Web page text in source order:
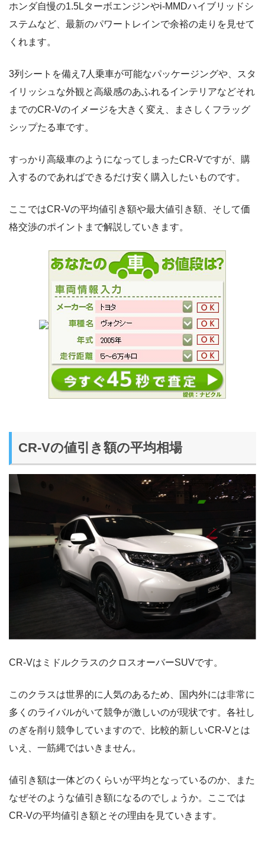
ホンダ自慢の1.5Lターボエンジンやi-MMDハイブリッドシ
ステムなど、最新のパワートレインで余裕の走りを見せて
くれます。
3列シートを備え7人乗車が可能なパッケージングや、スタ
イリッシュな外観と高級感のあふれるインテリアなどそれ
までのCR-Vのイメージを大きく変え、まさしくフラッグ
シップたる車です。
すっかり高級車のようになってしまったCR-Vですが、購
入するのであればできるだけ安く購入したいものです。
ここではCR-Vの平均値引き額や最大値引き額、そして価
格交渉のポイントまで解説していきます。
CR-Vの値引き額の平均相場
CR-VはミドルクラスのクロスオーバーSUVです。
このクラスは世界的に人気のあるため、国内外には非常に
多くのライバルがいて競争が激しいのが現状です。各社し
のぎを削り競争していますので、比較的新しいCR-Vとは
いえ、一筋縄ではいきません。
値引き額は一体どのくらいが平均となっているのか、また
なぜそのような値引き額になるのでしょうか。ここでは
CR-Vの平均値引き額とその理由を見ていきます。